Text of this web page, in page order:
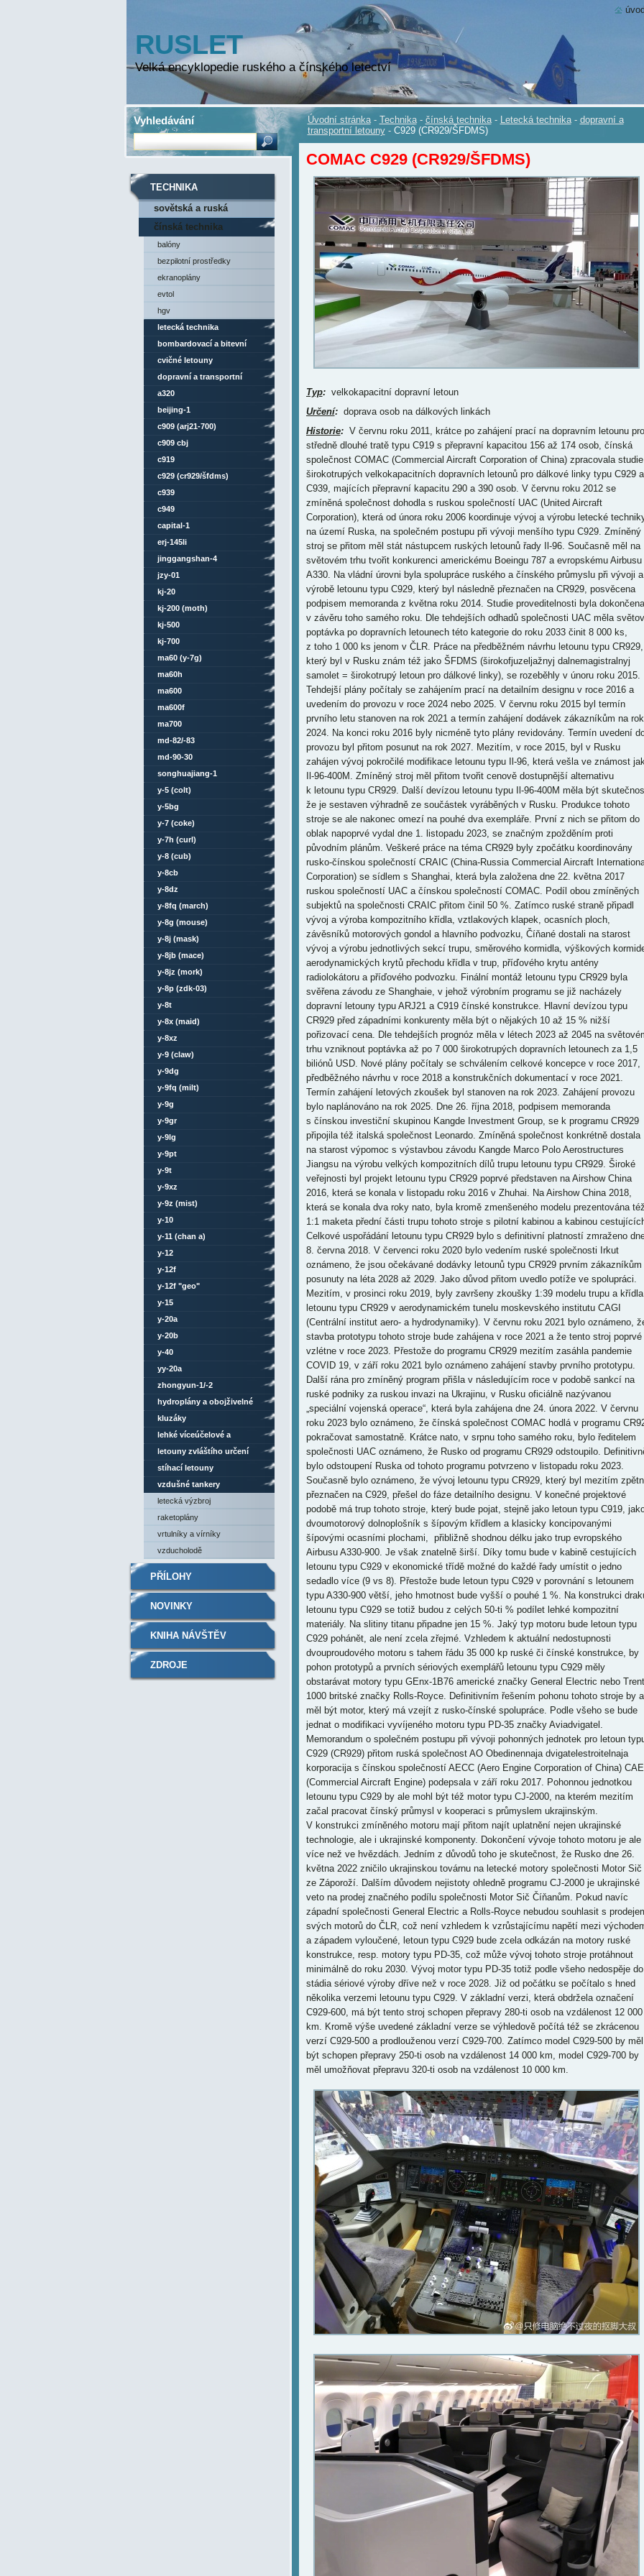
RUSLET
Velká encyklopedie ruského a čínského letectví
Úvodní stránka - Technika - čínská technika - Letecká technika - dopravní a
transportní letouny - C929 (CR929/ŠFDMS)
COMAC C929 (CR929/ŠFDMS)
Typ:velkokapacitní dopravní letoun
Určení:doprava osob na dálkových linkách
Historie:V červnu roku 2011, krátce po zahájení prací na dopravním letounu pro
středně dlouhé tratě typu C919 s přepravní kapacitou 156 až 174 osob, čínská
společnost COMAC (Commercial Aircraft Corporation of China) zpracovala studie
širokotrupých velkokapacitních dopravních letounů pro dálkové linky typu C929 a
C939, majících přepravní kapacitu 290 a 390 osob. V červnu roku 2012 se
zmíněná společnost dohodla s ruskou společností UAC (United Aircraft
Corporation), která od února roku 2006 koordinuje vývoj a výrobu letecké
na území Ruska, na společném postupu při vývoji menšího typu C929. Zmíněný
stroj se přitom měl stát nástupcem ruských letounů řady Il-96. Současně měl na
světovém trhu tvořit konkurenci americkému Boeingu 787 a evropskému Airbusu
A330. Na vládní úrovni byla spolupráce ruského a čínského průmyslu při vývoji a
výrobě letounu typu C929, který byl následně přeznačen na CR929, posvěcena
podpisem memoranda z května roku 2014. Studie proveditelnosti byla dokončena
v závěru toho samého roku. Dle tehdejších odhadů společnosti UAC měla
poptávka po dopravních letounech této kategorie do roku 2033 činit 8 000 ks,
z toho 1 000 ks jenom v ČLR. Práce na předběžném návrhu letounu typu CR929,
který byl v Rusku znám též jako ŠFDMS (širokofjuzeljažnyj dalnemagistralnyj
samolet = širokotrupý letoun pro dálkové linky), se rozeběhly v únoru roku 2015.
Tehdejší plány počítaly se zahájením prací na detailním designu v roce 2016 a
uvedením do provozu v roce 2024 nebo 2025. V červnu roku 2015 byl termín
prvního letu stanoven na rok 2021 a termín zahájení dodávek zákazníkům na rok
2024. Na konci roku 2016 byly nicméně tyto plány revidovány. Termín uvedení
provozu byl přitom posunut na rok 2027. Mezitím, v roce 2015, byl v Rusku
zahájen vývoj pokročilé modifikace letounu typu Il-96, která vešla ve známost
Il-96-400M. Zmíněný stroj měl přitom tvořit cenově dostupnější alternativu
k letounu typu CR929. Další devízou letounu typu Il-96-400M měla být
že je sestaven výhradně ze součástek vyráběných v Rusku. Produkce tohoto
stroje se ale nakonec omezí na pouhé dva exempláře. První z nich se přitom do
oblak napoprvé vydal dne 1. listopadu 2023, se značným zpožděním proti
původním plánům. Veškeré práce na téma CR929 byly zpočátku koordinovány
rusko-čínskou společností CRAIC (China-Russia Commercial Aircraft
Corporation) se sídlem s Shanghai, která byla založena dne 22. května 2017
ruskou společností UAC a čínskou společností COMAC. Podíl obou zmíněných
subjektů na společnosti CRAIC přitom činil 50 %. Zatímco ruské straně připadl
vývoj a výroba kompozitního křídla, vztlakových klapek, ocasních ploch,
závěsníků motorových gondol a hlavního podvozku, Číňané dostali na starost
vývoj a výrobu jednotlivých sekcí trupu, směrového kormidla, výškových
aerodynamických krytů přechodu křídla v trup, příďového krytu antény
radiolokátoru a příďového podvozku. Finální montáž letounu typu CR929 byla
svěřena závodu ze Shanghaie, v jehož výrobním programu se již nacházely
dopravní letouny typu ARJ21 a C919 čínské konstrukce. Hlavní devízou typu
CR929 před západními konkurenty měla být o nějakých 10 až 15 % nižší
pořizovací cena. Dle tehdejších prognóz měla v létech 2023 až 2045 na
trhu vzniknout poptávka až po 7 000 širokotrupých dopravních letounech za 1,5
biliónů USD. Nové plány počítaly se schválením celkové koncepce v roce 2017,
předběžného návrhu v roce 2018 a konstrukčních dokumentací v roce 2021.
Termín zahájení letových zkoušek byl stanoven na rok 2023. Zahájení provozu
bylo naplánováno na rok 2025. Dne 26. října 2018, podpisem memoranda
s čínskou investiční skupinou Kangde Investment Group, se k programu CR929
připojila též italská společnost Leonardo. Zmíněná společnost konkrétně dostala
na starost výpomoc s výstavbou závodu Kangde Marco Polo Aerostructures
Jiangsu na výrobu velkých kompozitních dílů trupu letounu typu CR929. Široké
veřejnosti byl projekt letounu typu CR929 poprvé představen na Airshow China
2016, která se konala v listopadu roku 2016 v Zhuhai. Na Airshow China 2018,
která se konala dva roky nato, byla kromě zmenšeného modelu prezentována též
1:1 maketa přední části trupu tohoto stroje s pilotní kabinou a kabinou
Celkové uspořádání letounu typu CR929 bylo s definitivní platností zmraženo
8. června 2018. V červenci roku 2020 bylo vedením ruské společnosti Irkut
oznámeno, že jsou očekávané dodávky letounů typu CR929 prvním zákazníkům
posunuty na léta 2028 až 2029. Jako důvod přitom uvedlo potíže ve spolupráci.
Mezitím, v prosinci roku 2019, byly završeny zkoušky 1:39 modelu trupu a křídla
letounu typu CR929 v aerodynamickém tunelu moskevského institutu CAGI
(Centrální institut aero- a hydrodynamiky). V červnu roku 2021 bylo oznámeno,
stavba prototypu tohoto stroje bude zahájena v roce 2021 a že tento stroj poprvé
vzlétne v roce 2023. Přestože do programu CR929 mezitím zasáhla pandemie
COVID 19, v září roku 2021 bylo oznámeno zahájení stavby prvního prototypu.
Další rána pro zmíněný program přišla v následujícím roce v podobě sankcí na
ruské podniky za ruskou invazi na Ukrajinu, v Rusku oficiálně nazývanou
„speciální vojenská operace“, která byla zahájena dne 24. února 2022. V červnu
roku 2023 bylo oznámeno, že čínská společnost COMAC hodlá v programu
pokračovat samostatně. Krátce nato, v srpnu toho samého roku, bylo ředitelem
společnosti UAC oznámeno, že Rusko od programu CR929 odstoupilo.
bylo odstoupení Ruska od tohoto programu potvrzeno v listopadu roku 2023.
Současně bylo oznámeno, že vývoj letounu typu CR929, který byl mezitím
přeznačen na C929, přešel do fáze detailního designu. V konečné projektové
podobě má trup tohoto stroje, který bude pojat, stejně jako letoun typu C919,
dvoumotorový dolnoplošník s šípovým křídlem a klasicky koncipovanými
šípovými ocasními plochami, přibližně shodnou délku jako trup evropského
Airbusu A330-900. Je však znatelně širší. Díky tomu bude v kabině cestujících
letounu typu C929 v ekonomické třídě možné do každé řady umístit o jedno
sedadlo více (9 vs 8). Přestože bude letoun typu C929 v porovnání s letounem
typu A330-900 větší, jeho hmotnost bude vyšší o pouhé 1 %. Na konstrukci
letounu typu C929 se totiž budou z celých 50-ti % podílet lehké kompozitní
materiály. Na slitiny titanu připadne jen 15 %. Jaký typ motoru bude letoun typu
C929 pohánět, ale není zcela zřejmé. Vzhledem k aktuální nedostupnosti
dvouproudového motoru s tahem řádu 35 000 kp ruské či čínské konstrukce, by
pohon prototypů a prvních sériových exemplářů letounu typu C929 měly
obstarávat motory typu GEnx-1B76 americké značky General Electric nebo Trent
1000 britské značky Rolls-Royce. Definitivním řešením pohonu tohoto stroje by
měl být motor, který má vzejít z rusko-čínské spolupráce. Podle všeho se bude
jednat o modifikaci vyvíjeného motoru typu PD-35 značky Aviadvigatel.
Memorandum o společném postupu při vývoji pohonných jednotek pro letoun
C929 (CR929) přitom ruská společnost AO Obedinennaja dvigatelestroitelnaja
korporacija s čínskou společností AECC (Aero Engine Corporation of China) CAE
(Commercial Aircraft Engine) podepsala v září roku 2017. Pohonnou jednotkou
letounu typu C929 by ale mohl být též motor typu CJ-2000, na kterém mezitím
začal pracovat čínský průmysl v kooperaci s průmyslem ukrajinským.
V konstrukci zmíněného motoru mají přitom najít uplatnění nejen ukrajinské
technologie, ale i ukrajinské komponenty. Dokončení vývoje tohoto motoru je ale
více než ve hvězdách. Jedním z důvodů toho je skutečnost, že Rusko dne 26.
května 2022 zničilo ukrajinskou továrnu na letecké motory společnosti Motor Sič
ze Záporoží. Dalším důvodem nejistoty ohledně programu CJ-2000 je ukrajinské
veto na prodej značného podílu společnosti Motor Sič Číňanům. Pokud navíc
západní společnosti General Electric a Rolls-Royce nebudou souhlasit s
svých motorů do ČLR, což není vzhledem k vzrůstajícímu napětí mezi
a západem vyloučené, letoun typu C929 bude zcela odkázán na motory ruské
konstrukce, resp. motory typu PD-35, což může vývoj tohoto stroje protáhnout
minimálně do roku 2030. Vývoj motor typu PD-35 totiž podle všeho nedospěje do
stádia sériové výroby dříve než v roce 2028. Již od počátku se počítalo s hned
několika verzemi letounu typu C929. V základní verzi, která obdržela označení
C929-600, má být tento stroj schopen přepravy 280-ti osob na vzdálenost 12 000
km. Kromě výše uvedené základní verze se výhledově počítá též se zkrácenou
verzí C929-500 a prodlouženou verzí C929-700. Zatímco model C929-500 by měl
být schopen přepravy 250-ti osob na vzdálenost 14 000 km, model C929-700 by
měl umožňovat přepravu 320-ti osob na vzdálenost 10 000 km.
TECHNIKA
sovětská a ruská
technika
čínská technika
balóny
bezpilotní prostředky
ekranoplány
evtol
hgv
letecká technika
bombardovací a bitevní
letouny
cvičné letouny
dopravní a transportní
letouny
a320
beijing-1
c909 (arj21-700)
c909 cbj
c919
c929 (cr929/šfdms)
c939
c949
capital-1
erj-145li
jinggangshan-4
jzy-01
kj-20
kj-200 (moth)
kj-500
kj-700
ma60 (y-7g)
ma60h
ma600
ma600f
ma700
md-82/-83
md-90-30
songhuajiang-1
y-5 (colt)
y-5bg
y-7 (coke)
y-7h (curl)
y-8 (cub)
y-8cb
y-8dz
y-8fq (march)
y-8g (mouse)
y-8j (mask)
y-8jb (mace)
y-8jz (mork)
y-8p (zdk-03)
y-8t
y-8x (maid)
y-8xz
y-9 (claw)
y-9dg
y-9fq (milt)
y-9g
y-9gr
y-9lg
y-9pt
y-9t
y-9xz
y-9z (mist)
y-10
y-11 (chan a)
y-12
y-12f
y-12f "geo"
y-15
y-20a
y-20b
y-40
yy-20a
zhongyun-1/-2
hydroplány a obojživelné
letouny
kluzáky
lehké víceúčelové a
sportovní letouny
letouny zvláštího určení
stíhací letouny
vzdušné tankery
letecká výzbroj
raketoplány
vrtulníky a vírníky
vzducholodě
PŘÍLOHY
NOVINKY
KNIHA NÁVŠTĚV
ZDROJE
Vyhledávání